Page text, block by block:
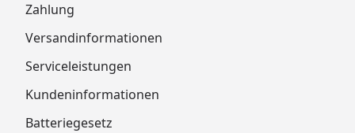
Zahlung
Versandinformationen
Serviceleistungen
Kundeninformationen
Batteriegesetz